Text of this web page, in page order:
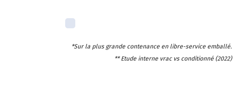
*Sur la plus grande contenance en libre-service emballé.
** Etude interne vrac vs conditionné (2022)